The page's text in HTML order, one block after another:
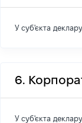
У суб'єкта
6.
У суб'єкта